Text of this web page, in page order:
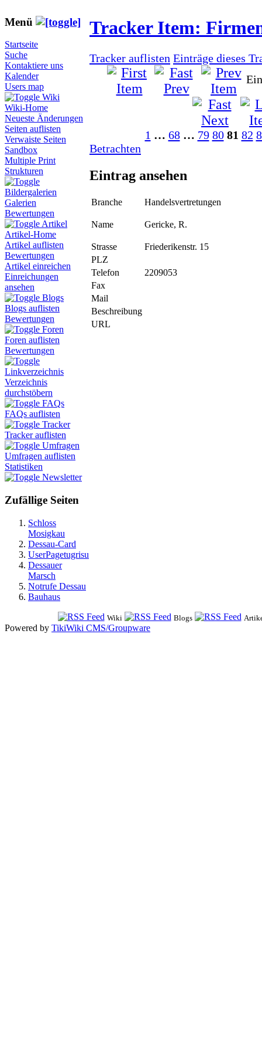
Menü
Startseite
Suche
Kontaktiere uns
Kalender
Users map
Wiki
Wiki-Home
Neueste Änderungen
Seiten auflisten
Verwaiste Seiten
Sandbox
Multiple Print
Strukturen
Bildergalerien
Galerien
Bewertungen
Artikel
Artikel-Home
Artikel auflisten
Bewertungen
Artikel einreichen
Einreichungen
ansehen
Blogs
Blogs auflisten
Bewertungen
Foren
Foren auflisten
Bewertungen
Linkverzeichnis
Verzeichnis
durchstöbern
FAQs
FAQs auflisten
Tracker
Tracker auflisten
Umfragen
Umfragen auflisten
Statistiken
Newsletter
Zufällige Seiten
Schloss
Mosigkau
Dessau-Card
UserPagetugrisu
Dessauer
Marsch
Notrufe Dessau
Bauhaus
Tracker Item:
Tracker auflisten Einträge dieses
1 … 68 … 79 80 81 82
Betrachten
Eintrag ansehen
Branche Handelsvertretungen
Name Gericke, R.
Strasse
Friederikenstr. 15
PLZ
Telefon
2209053
Fax
Mail
Beschreibung
URL
Wiki Blogs
Powered by TikiWiki CMS/Groupware